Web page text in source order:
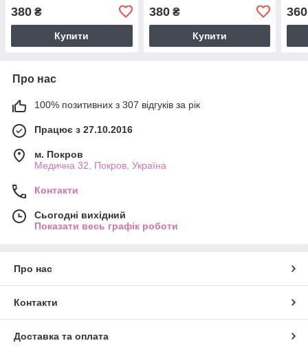
380 ₴
Купити
380₴
Купити
360
Про нас
100% позитивних з 307 відгуків за рік
Працює з 27.10.2016
м. Покров
Медична 32, Покров, Україна
Контакти
Сьогодні вихідний
Показати весь графік роботи
Про нас
Контакти
Доставка та оплата